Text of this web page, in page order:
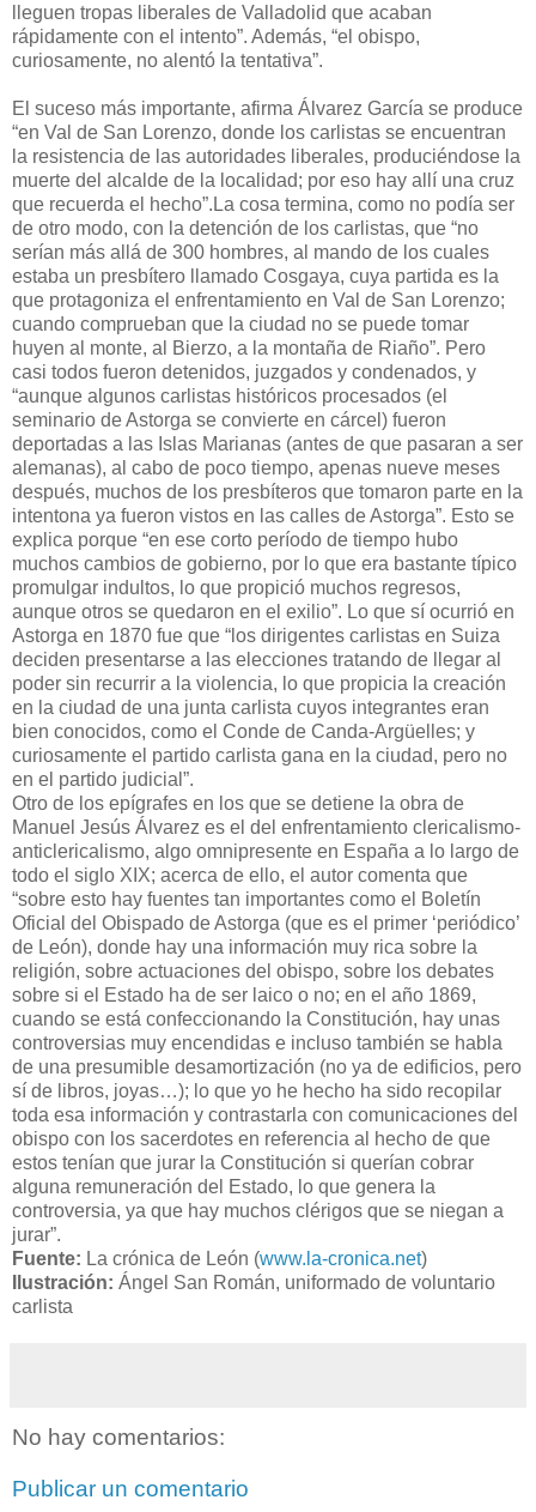
lleguen tropas liberales de Valladolid que acaban
rápidamente con el intento”. Además, “el obispo,
curiosamente, no alentó la tentativa”.
El suceso más importante, afirma Álvarez García se produce
“en Val de San Lorenzo, donde los carlistas se encuentran
la resistencia de las autoridades liberales, produciéndose la
muerte del alcalde de la localidad; por eso hay allí una cruz
que recuerda el hecho”.La cosa termina, como no podía ser
de otro modo, con la detención de los carlistas, que “no
serían más allá de 300 hombres, al mando de los cuales
estaba un presbítero llamado Cosgaya, cuya partida es la
que protagoniza el enfrentamiento en Val de San Lorenzo;
cuando comprueban que la ciudad no se puede tomar
huyen al monte, al Bierzo, a la montaña de Riaño”. Pero
casi todos fueron detenidos, juzgados y condenados, y
“aunque algunos carlistas históricos procesados (el
seminario de Astorga se convierte en cárcel) fueron
deportadas a las Islas Marianas (antes de que pasaran a ser
alemanas), al cabo de poco tiempo, apenas nueve meses
después, muchos de los presbíteros que tomaron parte en la
intentona ya fueron vistos en las calles de Astorga”. Esto se
explica porque “en ese corto período de tiempo hubo
muchos cambios de gobierno, por lo que era bastante típico
promulgar indultos, lo que propició muchos regresos,
aunque otros se quedaron en el exilio”. Lo que sí ocurrió en
Astorga en 1870 fue que “los dirigentes carlistas en Suiza
deciden presentarse a las elecciones tratando de llegar al
poder sin recurrir a la violencia, lo que propicia la creación
en la ciudad de una junta carlista cuyos integrantes eran
bien conocidos, como el Conde de Canda-Argüelles; y
curiosamente el partido carlista gana en la ciudad, pero no
en el partido judicial”.
Otro de los epígrafes en los que se detiene la obra de
Manuel Jesús Álvarez es el del enfrentamiento clericalismo-
anticlericalismo, algo omnipresente en España a lo largo de
todo el siglo XIX; acerca de ello, el autor comenta que
“sobre esto hay fuentes tan importantes como el Boletín
Oficial del Obispado de Astorga (que es el primer ‘periódico’
de León), donde hay una información muy rica sobre la
religión, sobre actuaciones del obispo, sobre los debates
sobre si el Estado ha de ser laico o no; en el año 1869,
cuando se está confeccionando la Constitución, hay unas
controversias muy encendidas e incluso también se habla
de una presumible desamortización (no ya de edificios, pero
sí de libros, joyas…); lo que yo he hecho ha sido recopilar
toda esa información y contrastarla con comunicaciones del
obispo con los sacerdotes en referencia al hecho de que
estos tenían que jurar la Constitución si querían cobrar
alguna remuneración del Estado, lo que genera la
controversia, ya que hay muchos clérigos que se niegan a
jurar”.
Fuente: La crónica de León (www.la-cronica.net)
Ilustración: Ángel San Román, uniformado de voluntario
carlista
No hay comentarios:
Publicar un comentario